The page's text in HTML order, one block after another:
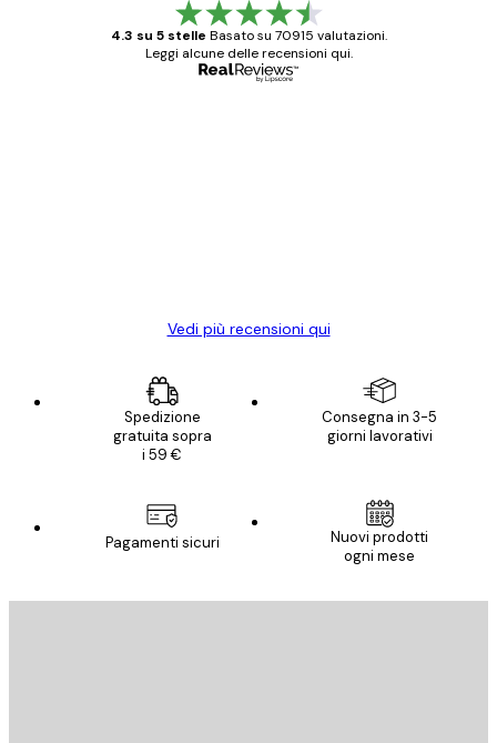
4.3 su 5 stelle Basato su 70915 valutazioni.
Leggi alcune delle recensioni qui.
Vedi più recensioni qui
Spedizione
gratuita sopra
i 59 €
Consegna in 3-5
giorni lavorativi
Pagamenti sicuri
Nuovi prodotti
ogni mese